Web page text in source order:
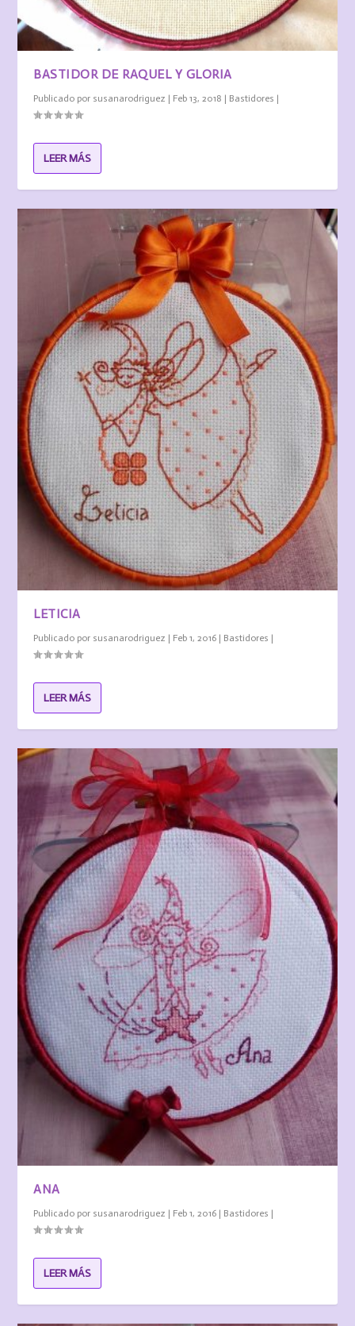
BASTIDOR DE RAQUEL Y GLORIA
Publicado por susanarodriguez | Feb 13, 2018 | Bastidores |
LEER MÁS
LETICIA
Publicado por susanarodriguez | Feb 1, 2016 | Bastidores |
LEER MÁS
ANA
Publicado por susanarodriguez | Feb 1, 2016 | Bastidores |
LEER MÁS